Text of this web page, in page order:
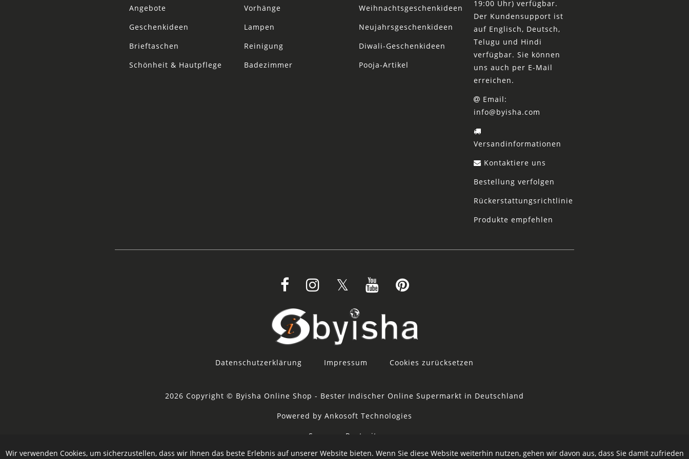
Angebote
Geschenkideen
Brieftaschen
Schönheit & Hautpflege
Vorhänge
Lampen
Reinigung
Badezimmer
Weihnachtsgeschenkideen
Neujahrsgeschenkideen
Diwali-Geschenkideen
Pooja-Artikel
19:00 Uhr) verfügbar.
Der Kundensupport ist
auf Englisch, Deutsch,
Telugu und Hindi
verfügbar. Sie können
uns auch per E-Mail
erreichen.
Email:
info@byisha.com
Versandinformationen
Kontaktiere uns
Bestellung verfolgen
Rückerstattungsrichtlinie
Produkte empfehlen
Datenschutzerklärung Impressum Cookies zurücksetzen
2026 Copyright © Byisha Online Shop - Bester Indischer Online Supermarkt in Deutschland
Powered by Ankosoft Technologies
Sponsor: Restacity
Wir verwenden Cookies, um sicherzustellen, dass wir Ihnen das beste Erlebnis auf unserer Website bieten. Wenn Sie diese Website weiterhin nutzen, gehen wir davon aus, dass Sie damit zufrieden